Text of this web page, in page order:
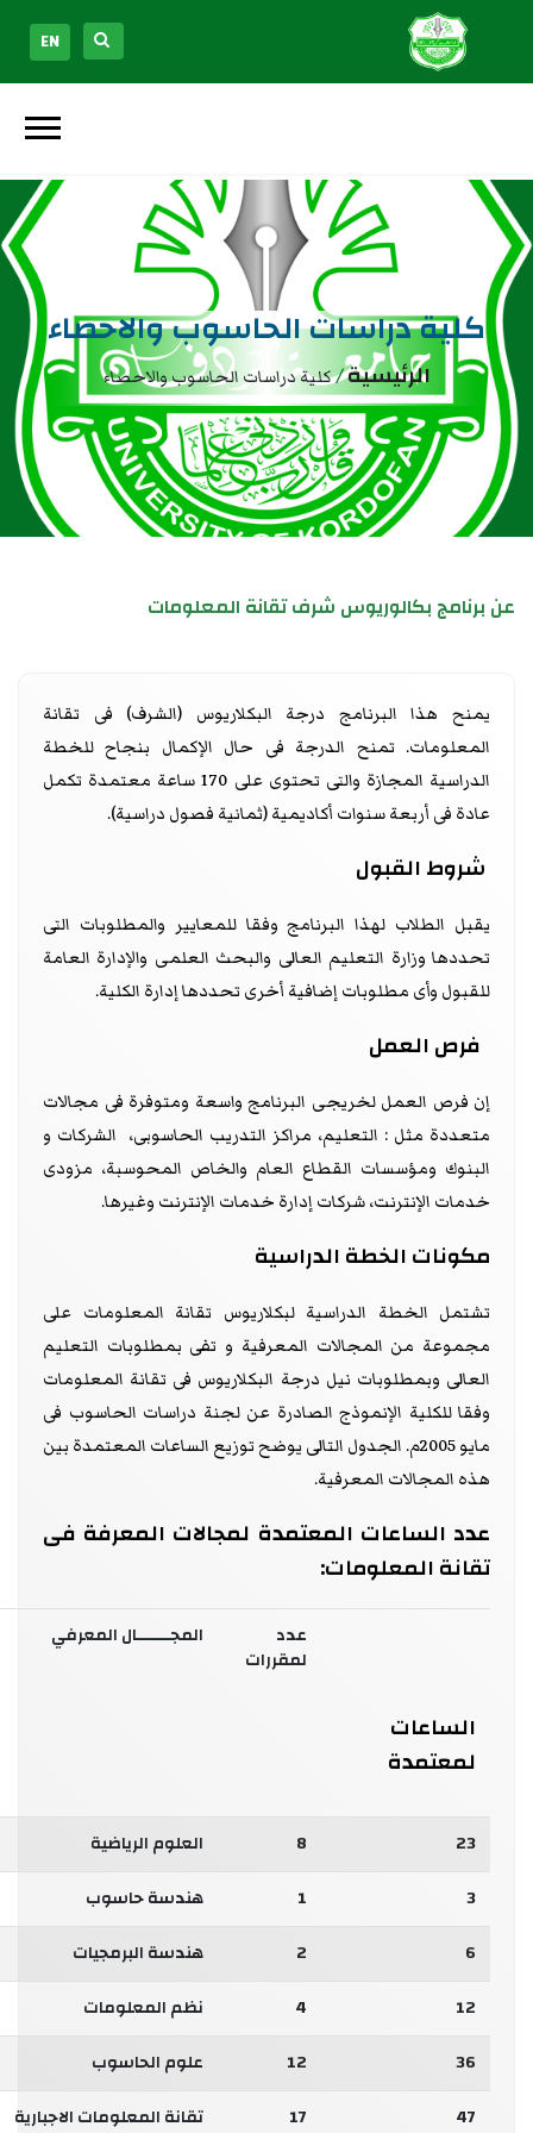
EN
كلية دراسات الحاسوب والاحصاء
الرئيسية/كلية دراسات الحاسوب والاحصاء
عن برنامج بكالوريوس شرف تقانة المعلومات
يمنح هذا البرنامج درجة البكلاريوس (الشرف) فى تقانة
المعلومات. تمنح الدرجة فى حال الإكمال بنجاح للخطة
الدراسية المجازة والتى تحتوى على 170 ساعة معتمدة تكمل
عادة فى أربعة سنوات أكاديمية (ثمانية فصول دراسية).
شروط القبول
يقبل الطلاب لهذا البرنامج وفقا للمعايير والمطلوبات التى
تحددها وزارة التعليم العالى والبحث العلمى والإدارة العامة
للقبول وأى مطلوبات إضافية أخرى تحددها إدارة الكلية.
فرص العمل
إن فرص العمل لخريجى البرنامج واسعة ومتوفرة فى مجالات
متعددة مثل : التعليم، مراكز التدريب الحاسوبى، الشركات و
البنوك ومؤسسات القطاع العام والخاص المحوسبة، مزودى
خدمات الإنترنت، شركات إدارة خدمات الإنترنت وغيرها.
مكونات الخطة الدراسية
تشتمل الخطة الدراسية لبكلاريوس تقانة المعلومات على
مجموعة من المجالات المعرفية و تفى بمطلوبات التعليم
العالى وبمطلوبات نيل درجة البكلاريوس فى تقانة المعلومات
وفقا للكلية الإنموذج الصادرة عن لجنة دراسات الحاسوب فى
مايو 2005م. الجدول التالى يوضح توزيع الساعات المعتمدة بين
هذه المجالات المعرفية.
عدد الساعات المعتمدة لمجالات المعرفة فى
تقانة المعلومات:
الساعات
لمعتمدة
عدد
لمقررات
المجـــــــال المعرفي
23
8
العلوم الرياضية
3
1
هندسة حاسوب
6
2
هندسة البرمجيات
12
4
نظم المعلومات
36
12
علوم الحاسوب
47
17 تقانة المعلومات الاجبارية